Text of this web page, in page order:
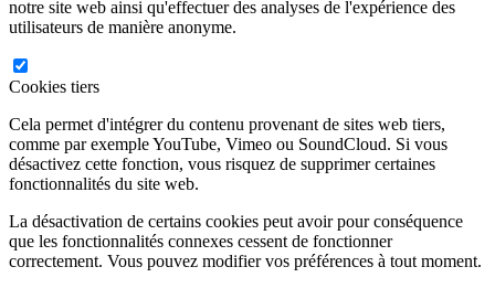
notre site web ainsi qu'effectuer des analyses de l'expérience des
utilisateurs de manière anonyme.
Cookies tiers
Cela permet d'intégrer du contenu provenant de sites web tiers,
comme par exemple YouTube, Vimeo ou SoundCloud. Si vous
désactivez cette fonction, vous risquez de supprimer certaines
fonctionnalités du site web.
La désactivation de certains cookies peut avoir pour conséquence
que les fonctionnalités connexes cessent de fonctionner
correctement. Vous pouvez modifier vos préférences à tout moment.